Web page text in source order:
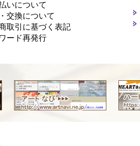
いについて
交換について
取引に基づく表記
ード再発行